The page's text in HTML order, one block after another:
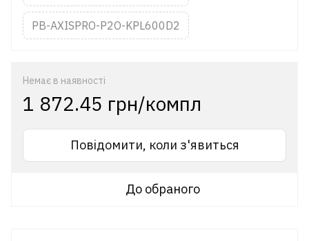
PB-AXISPRO-P2O-KPL600D2
Немає в наявності
1 872.45 грн/компл
Повідомити, коли з'явиться
До обраного